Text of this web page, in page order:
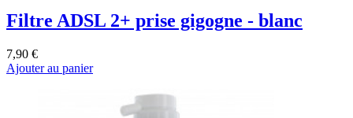
Filtre ADSL 2+ prise gigogne - blanc
7,90 €
Ajouter au panier